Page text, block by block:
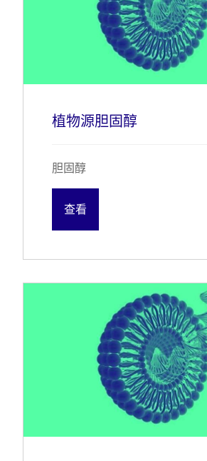
植物源胆固醇
胆固醇
查看